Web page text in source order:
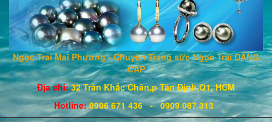
Ngọc Trai Mai Phương - Chuyên Trang sức Ngọc Trai ĐẲNG
CẤP
Địa chỉ: 32 Trần Khắc Chân,p Tân Định,Q1, HCM
Hotline: 0906 671436- 0909 087 313